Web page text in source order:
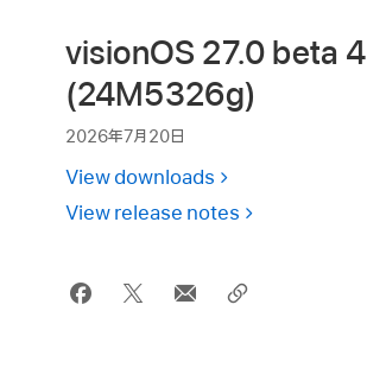
visionOS 27.0 beta 4
(24M5326g)
2026年7月20日
View downloads
View release notes